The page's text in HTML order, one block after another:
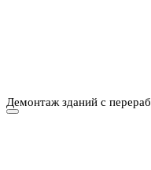
Демонтаж зданий с